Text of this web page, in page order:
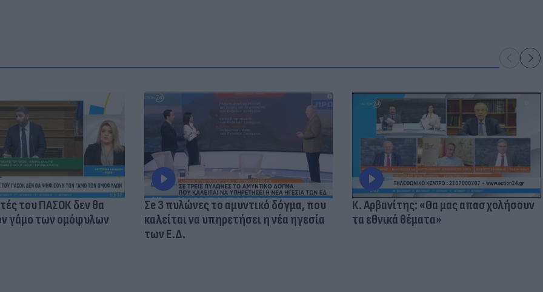
του ΠΑΣΟΚ δεν θα
γάμο των ομόφυλων
Σe 3 πυλώνες το αμυντικό δόγμα, που
καλείται να υπηρετήσει η νέα ηγεσία
των Ε.Δ.
Κ. Αρβανίτης: «Θα μας απασχολήσουν
τα εθνικά θέματα»